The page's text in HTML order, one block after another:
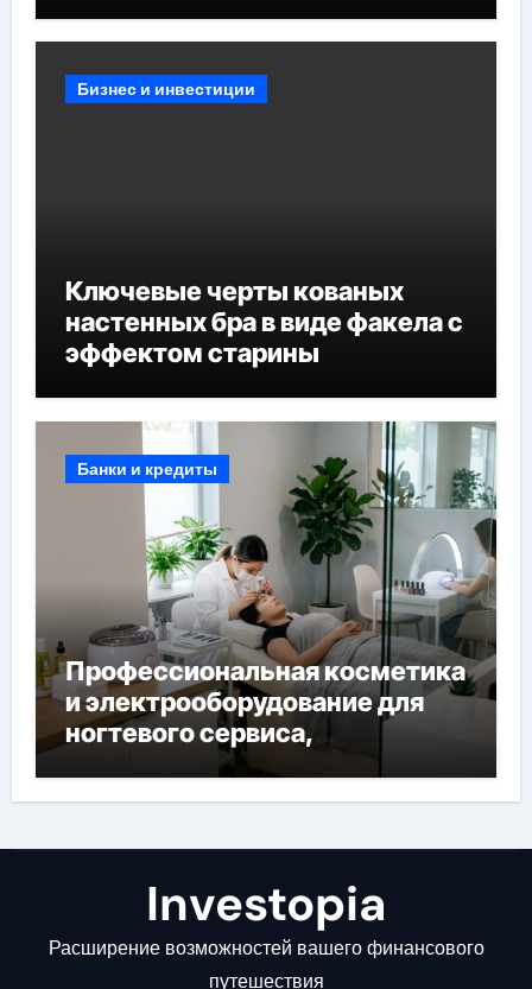
Бизнес и инвестиции
Ключевые черты кованых
настенных бра в виде факела с
эффектом старины
Банки и кредиты
Профессиональная косметика
и электрооборудование для
ногтевого сервиса,
наращивания ресниц и
депиляции
Investopia
Расширение возможностей вашего финансового
путешествия